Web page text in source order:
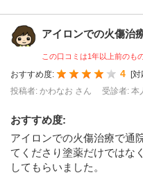
アイロンでの火傷治
この口コミは1年以上前のも
おすすめ度: 4 [対
投稿者: かわなお さん
受診者: 本
おすすめ度:
アイロンでの火傷治療で通
てくださり塗薬だけではな
してもらいました。